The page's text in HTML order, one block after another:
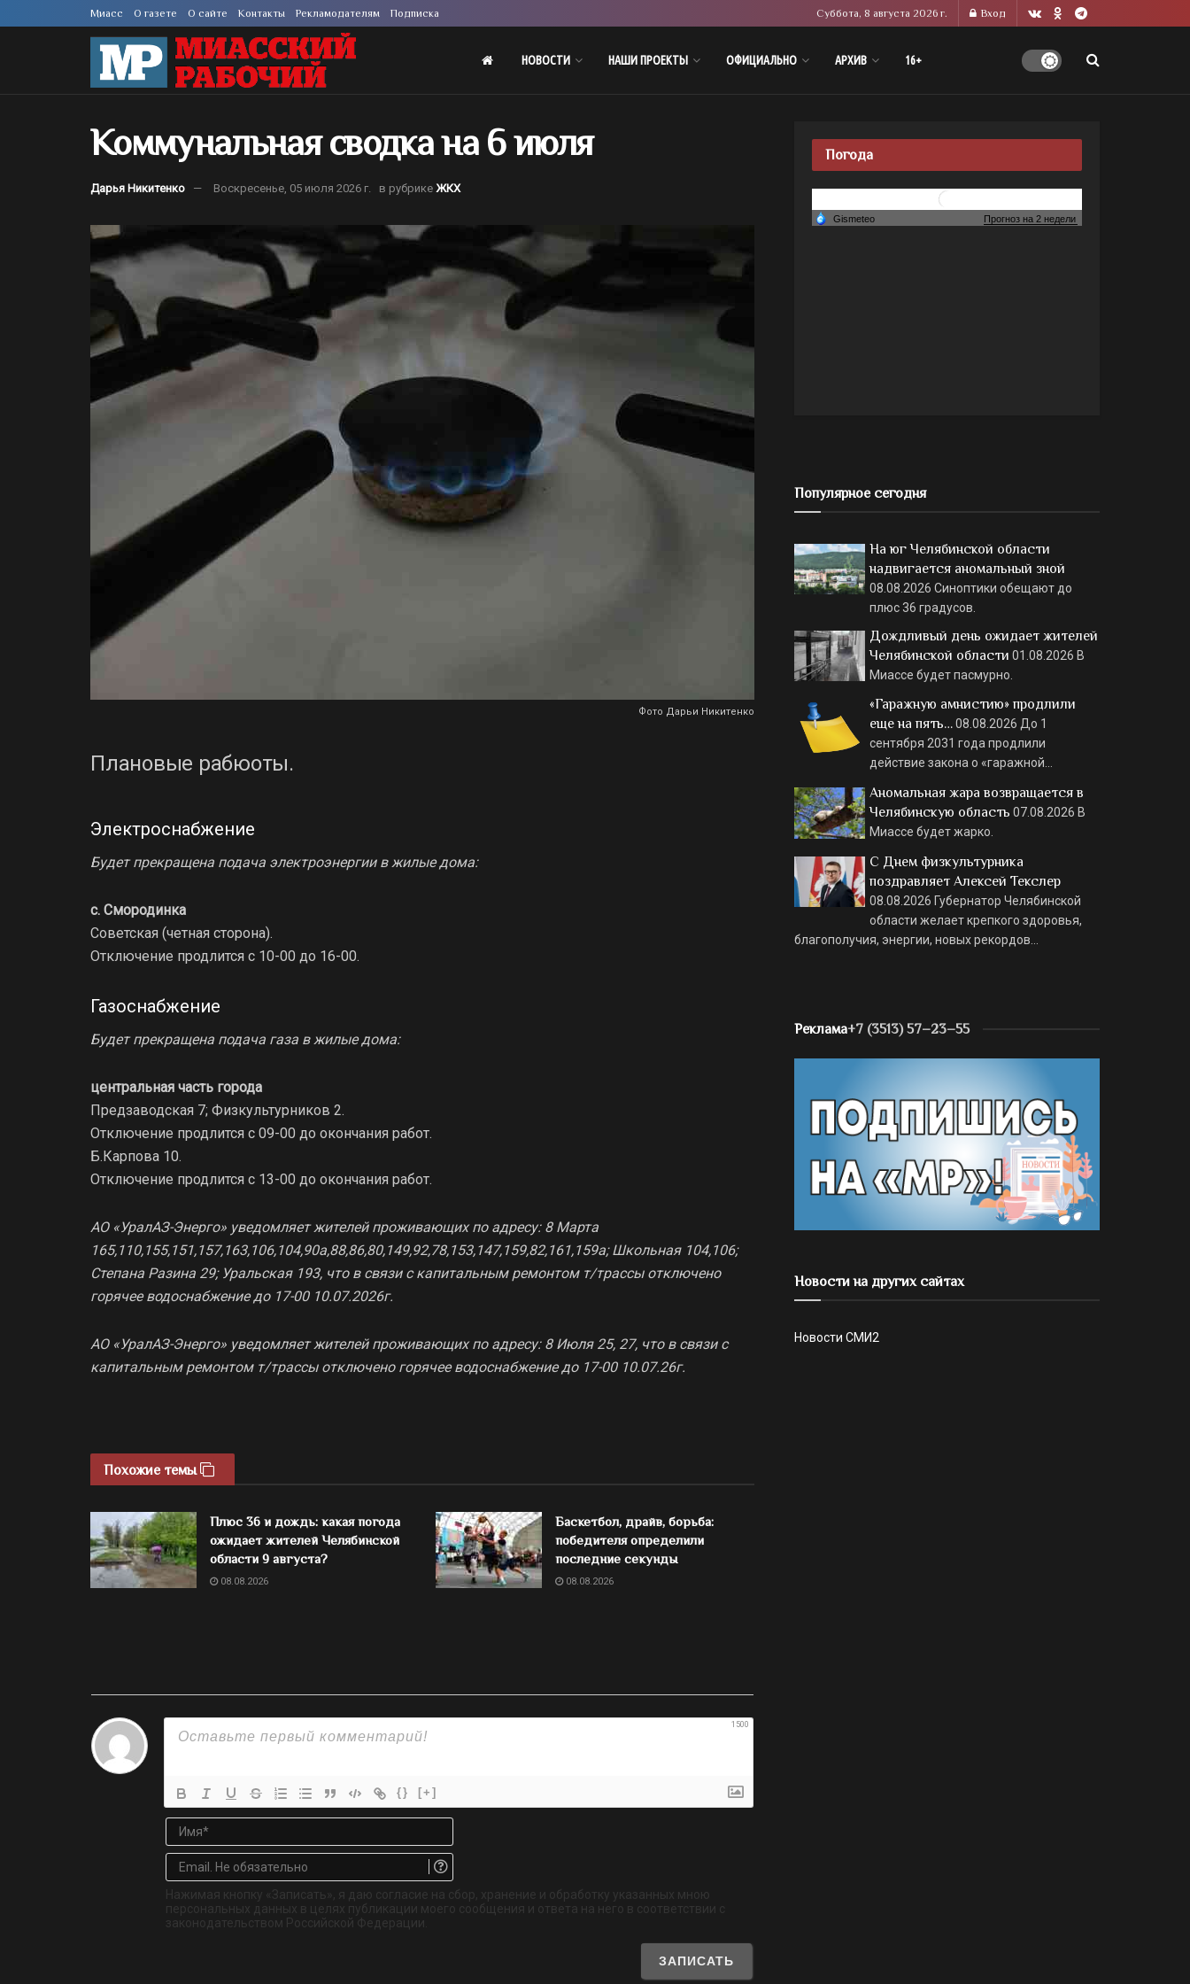
Миасс О газете О сайте Контакты Рекламодателям Подписка Суббота, 8 августа 2026 г. Вход
НОВОСТИ НАШИ ПРОЕКТЫ ОФИЦИАЛЬНО АРХИВ 16+
Коммунальная сводка на 6 июля
Дарья Никитенко Воскресенье, 05 июля 2026 г. в рубрике ЖКХ
Фото Дарьи Никитенко
Плановые рабюоты.
Электроснабжение
Будет прекращена подача электроэнергии в жилые дома:
с. Смородинка
Советская (четная сторона).
Отключение продлится с 10-00 до 16-00.
Газоснабжение
Будет прекращена подача газа в жилые дома:
центральная часть города
Предзаводская 7; Физкультурников 2.
Отключение продлится с 09-00 до окончания работ.
Б.Карпова 10.
Отключение продлится с 13-00 до окончания работ.
АО «УралАЗ-Энерго» уведомляет жителей проживающих по адресу: 8 Марта
165,110,155,151,157,163,106,104,90а,88,86,80,149,92,78,153,147,159,82,161,159а; Школьная 104,106;
Степана Разина 29; Уральская 193, что в связи с капитальным ремонтом т/трассы отключено
горячее водоснабжение до 17-00 10.07.2026г.
АО «УралАЗ-Энерго» уведомляет жителей проживающих по адресу: 8 Июля 25, 27, что в связи с
капитальным ремонтом т/трассы отключено горячее водоснабжение до 17-00 10.07.26г.
Похожие темы
Плюс 36 и дождь: какая погода
ожидает жителей Челябинской
области 9 августа?
08.08.2026
Баскетбол, драйв, борьба:
победителя определили
последние секунды
08.08.2026
1500
{} [+]
Имя*
Email.
обязательно
Нажимая кнопку «Записать», я даю согласие на сбор, хранение и обработку указанных мною
персональных данных в целях публикации моего сообщения и ответа на него в соответствии с
законодательством Российской Федерации.
Погода
Популярное сегодня
На юг Челябинской области
надвигается аномальный зной
08.08.2026 Синоптики обещают до
плюс 36 градусов.
Дождливый день ожидает жителей
Челябинской области 01.08.2026 В
Миассе будет пасмурно.
«Гаражную амнистию» продлили
еще на пять…08.08.2026 До 1
сентября 2031 года продлили
действие закона о «гаражной…
Аномальная жара возвращается в
Челябинскую область 07.08.2026 В
Миассе будет жарко.
С Днем физкультурника
поздравляет Алексей Текслер
08.08.2026 Губернатор Челябинской
области желает крепкого здоровья,
благополучия, энергии, новых рекордов…
Реклама+7 (3513) 57–23–55
Новости на других сайтах
Новости СМИ2